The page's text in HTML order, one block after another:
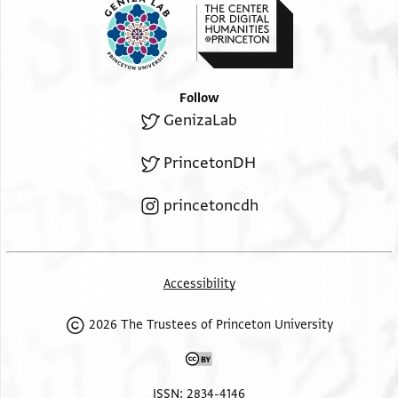
Follow
GenizaLab
PrincetonDH
princetoncdh
Accessibility
2026 The Trustees of Princeton University
ISSN: 2834-4146